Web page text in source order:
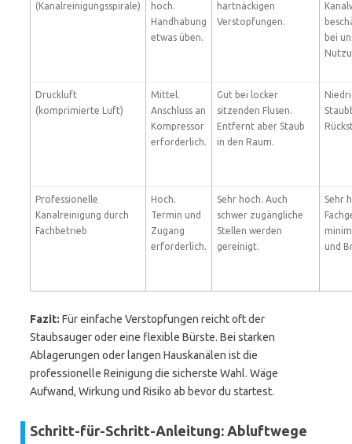
(Kanalreinigungsspirale)
hoch.
Handhabung
etwas üben.
hartnäckigen
Verstopfungen.
bei
Druckluft
(komprimierte Luft)
Mittel.
Anschluss an
Kompressor
erforderlich.
Gut bei locker
sitzenden Flusen.
Entfernt aber Staub
in den Raum.
Professionelle
Kanalreinigung durch
Fachbetrieb
Hoch.
Termin und
Zugang
erforderlich.
Sehr hoch. Auch
schwer zugängliche
Stellen werden
gereinigt.
Sehr
und
Fazit: Für einfache Verstopfungen reicht oft der
Staubsauger oder eine flexible Bürste. Bei starken
Ablagerungen oder langen Hauskanälen ist die
professionelle Reinigung die sicherste Wahl. Wäge
Aufwand, Wirkung und Risiko ab bevor du startest.
Schritt-für-Schritt-Anleitung: Abluftwege